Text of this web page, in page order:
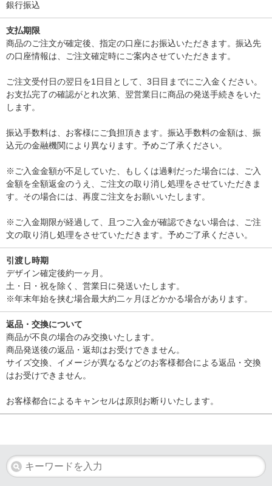
銀行振込
支払期限
商品のご注文が確定後、指定の口座にお振込いただきます。振込先
の口座情報は、ご注文確定時にご案内させていただきます。
ご注文受付日の翌日を1日目として、3日目までにご入金ください。
お支払完了の確認がとれ次第、翌営業日に商品の発送手続きをいた
します。
振込手数料は、お客様にご負担頂きます。振込手数料の金額は、振
込元の金融機関により異なります。予めご了承ください。
※ご入金金額が不足していた、もしくは過剰だった場合には、ご入
金額を全額返金のうえ、ご注文の取り消し処理をさせていただきま
す。その場合には、再度ご注文をお願いいたします。
※ご入金期限が経過して、且つご入金が確認できない場合は、ご注
文の取り消し処理をさせていただきます。予めご了承ください。
引渡し時期
デザイン確定後約一ヶ月。
土・日・祝を除く、営業日に発送いたします。
※年末年始を挟む場合最大約二ヶ月ほどかかる場合があります。
返品・交換について
商品が不良の場合のみ交換いたします。
商品発送後の返品・返却はお受けできません。
サイズ交換、イメージが異なるなどのお客様都合による返品・交換
はお受けできません。
お客様都合によるキャンセルは原則お断りいたします。